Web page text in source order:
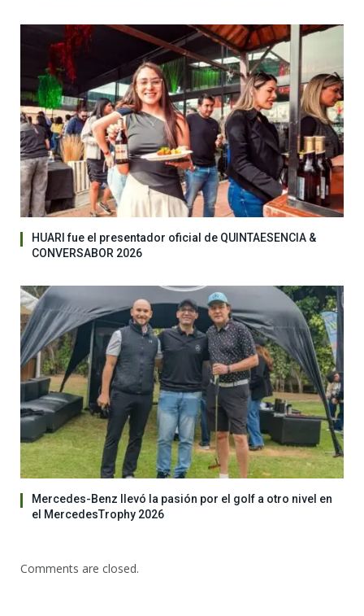
HUARI fue el presentador oficial de QUINTAESENCIA &
CONVERSABOR 2026
Mercedes-Benz llevó la pasión por el golf a otro nivel en
el MercedesTrophy 2026
Comments are closed.